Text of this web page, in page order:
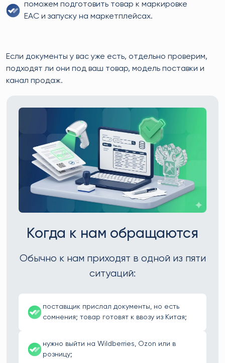
поможем подготовить товар к маркировке
EAC и запуску на маркетплейсах.
Если документы у вас уже есть, отдельно проверим,
подходят ли они под ваш товар, модель поставки и
канал продаж.
Когда к нам обращаются
Обычно к нам приходят в одной из пяти
ситуаций:
поставщик прислал документы, но есть
сомнения; товар готовят к ввозу из Китая;
нужно выйти на Wildberries, Ozon или в
розницу;